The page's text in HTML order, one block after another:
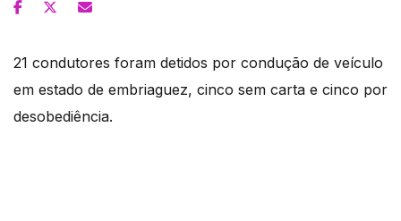
21 condutores foram detidos por condução de veículo
em estado de embriaguez, cinco sem carta e cinco por
desobediência.